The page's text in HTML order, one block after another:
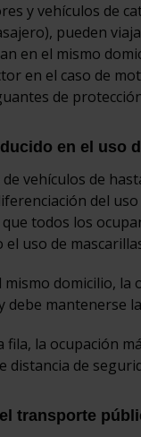
y vehículos de
pueden
en el mismo
en el caso de
de
en el uso
vehículos de
del
que todos los
uso de
mismo domicilio,
debe mantenerse
fila, la ocupación
distancia de
transporte